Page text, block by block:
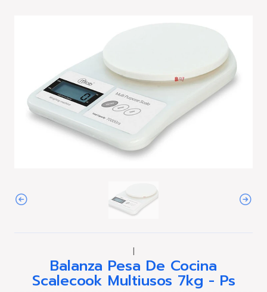
|
Balanza Pesa De Cocina
Scalecook Multiusos 7kg - Ps